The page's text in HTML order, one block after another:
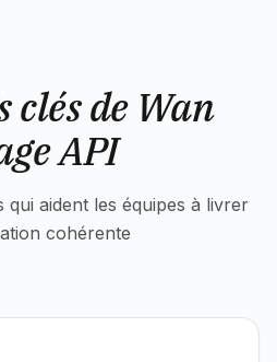
clés de Wan
API
aident les équipes à livrer
cohérente